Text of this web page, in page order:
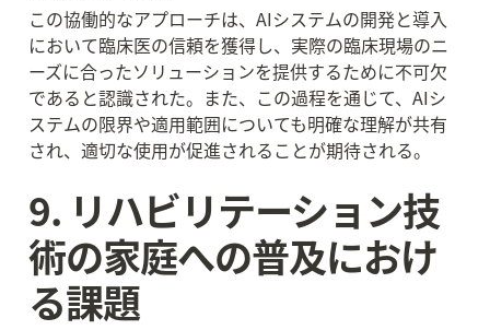
この協働的なアプローチは、AIシステムの開発と導入
において臨床医の信頼を獲得し、実際の臨床現場のニ
ーズに合ったソリューションを提供するために不可欠
であると認識された。また、この過程を通じて、AIシ
ステムの限界や適用範囲についても明確な理解が共有
され、適切な使用が促進されることが期待される。
9. リハビリテーション技
術の家庭への普及におけ
る課題